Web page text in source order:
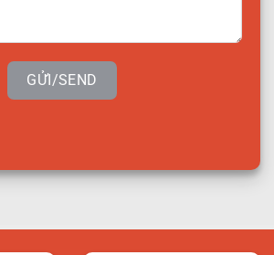
GỬI/SEND